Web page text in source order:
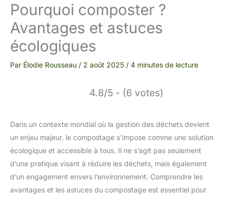
Pourquoi composter ?
Avantages et astuces
écologiques
Par Élodie Rousseau / 2 août 2025 / 4 minutes de lecture
4.8/5 - (6 votes)
Dans un contexte mondial où la gestion des déchets devient
un enjeu majeur, le compostage s’impose comme une solution
écologique et accessible à tous. Il ne s’agit pas seulement
d’une pratique visant à réduire les déchets, mais également
d’un engagement envers l’environnement. Comprendre les
avantages et les astuces du compostage est essentiel pour